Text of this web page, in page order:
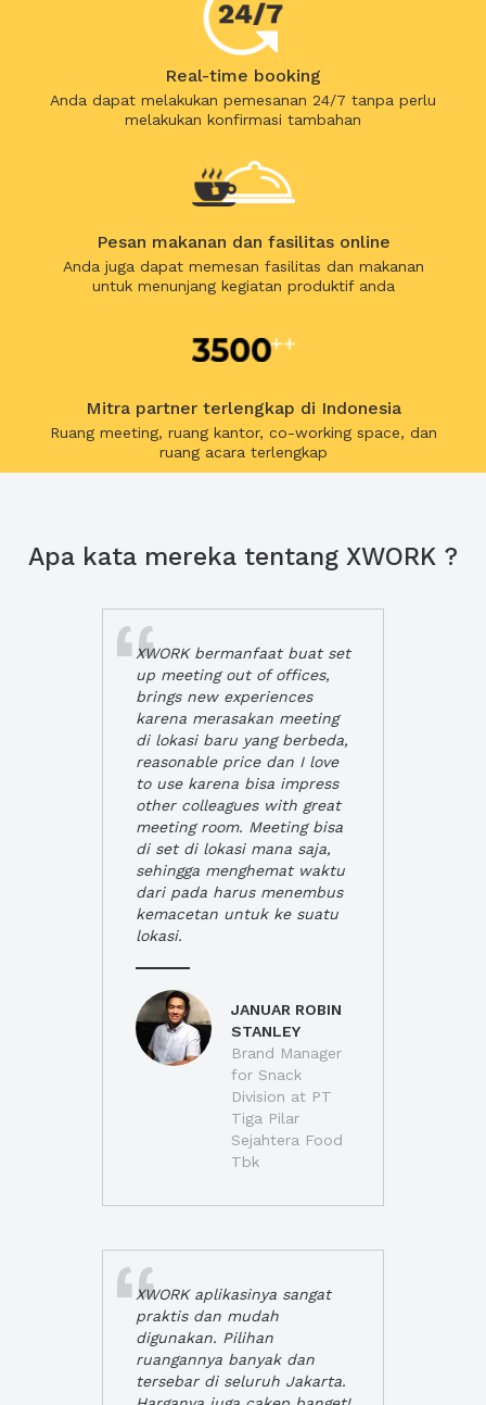
Real-time booking
Anda dapat melakukan pemesanan 24/7 tanpa perlu
melakukan konfirmasi tambahan
Pesan makanan dan fasilitas online
Anda juga dapat memesan fasilitas dan makanan
untuk menunjang kegiatan produktif anda
Mitra partner terlengkap di Indonesia
Ruang meeting, ruang kantor, co-working space, dan
ruang acara terlengkap
Apa kata mereka tentang XWORK ?
XWORK bermanfaat buat set
up meeting out of offices,
brings new experiences
karena merasakan meeting
di lokasi baru yang berbeda,
reasonable price dan I love
to use karena bisa impress
other colleagues with great
meeting room. Meeting bisa
di set di lokasi mana saja,
sehingga menghemat waktu
dari pada harus menembus
kemacetan untuk ke suatu
lokasi.
JANUAR ROBIN
STANLEY
Brand Manager
for Snack
Division at PT
Tiga Pilar
Sejahtera Food
Tbk
XWORK aplikasinya sangat
praktis dan mudah
digunakan. Pilihan
ruangannya banyak dan
tersebar di seluruh Jakarta.